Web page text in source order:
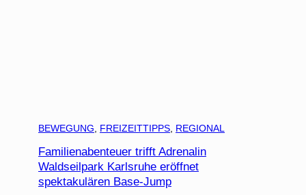
BEWEGUNG FREIZEITTIPPS REGIONAL
Familienabenteuer trifft Adrenalin
Waldseilpark Karlsruhe eröffnet
spektakulären Base-Jump